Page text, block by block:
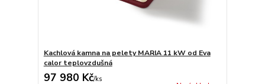
Kachlová kamna na pelety MARIA 11 kW od Eva
calor teplovzdušná
97 980 Kč/ks